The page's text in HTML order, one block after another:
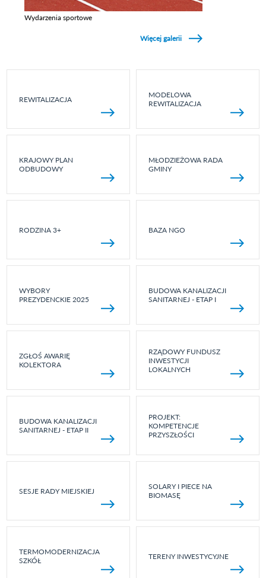
Wydarzenia sportowe
Więcej galerii
REWITALIZACJA
MODELOWA
REWITALIZACJA
KRAJOWY PLAN
ODBUDOWY
MŁODZIEŻOWA RADA
GMINY
RODZINA 3+ BAZA NGO
WYBORY
PREZYDENCKIE 2025
BUDOWA KANALIZACJI
SANITARNEJ - ETAP I
ZGŁOŚ AWARIĘ
KOLEKTORA
RZĄDOWY FUNDUSZ
INWESTYCJI
LOKALNYCH
BUDOWA KANALIZACJI
SANITARNEJ - ETAP II
PROJEKT:
KOMPETENCJE
PRZYSZŁOŚCI
SESJE RADY MIEJSKIEJ
SOLARY I PIECE NA
BIOMASĘ
TERMOMODERNIZACJA
SZKÓŁ
TERENY INWESTYCYJNE